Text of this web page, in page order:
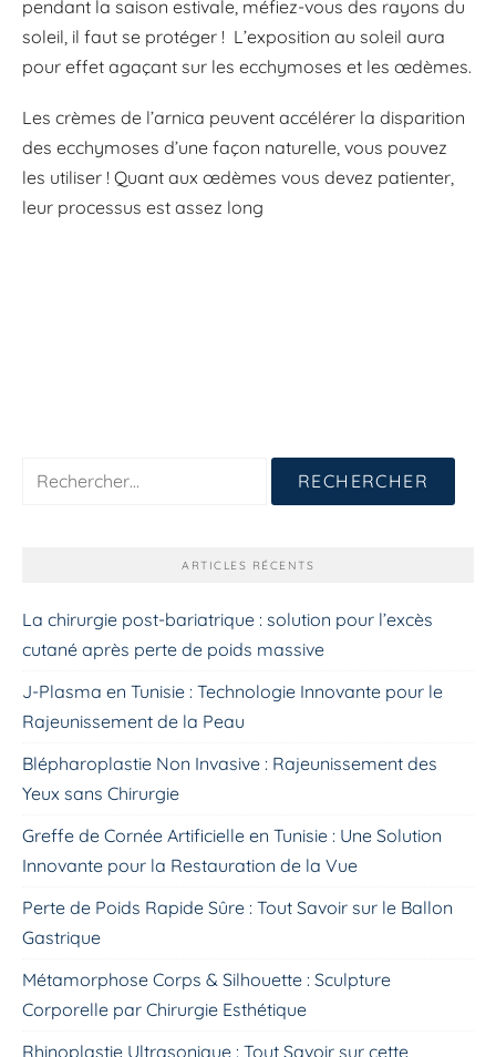
pendant la saison estivale, méfiez-vous des rayons du
soleil, il faut se protéger ! L’exposition au soleil aura
pour effet agaçant sur les ecchymoses et les œdèmes.
Les crèmes de l’arnica peuvent accélérer la disparition
des ecchymoses d’une façon naturelle, vous pouvez
les utiliser ! Quant aux œdèmes vous devez patienter,
leur processus est assez long
Rechercher :
ARTICLES RÉCENTS
La chirurgie post-bariatrique : solution pour l’excès
cutané après perte de poids massive
J-Plasma en Tunisie : Technologie Innovante pour le
Rajeunissement de la Peau
Blépharoplastie Non Invasive : Rajeunissement des
Yeux sans Chirurgie
Greffe de Cornée Artificielle en Tunisie : Une Solution
Innovante pour la Restauration de la Vue
Perte de Poids Rapide Sûre : Tout Savoir sur le Ballon
Gastrique
Métamorphose Corps & Silhouette : Sculpture
Corporelle par Chirurgie Esthétique
Rhinoplastie Ultrasonique : Tout Savoir sur cette